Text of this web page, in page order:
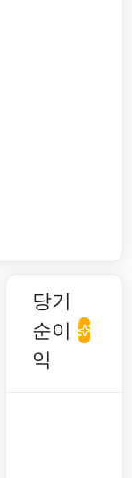
당기
순이
익